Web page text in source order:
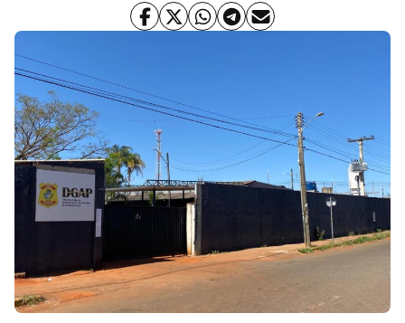
Unidade Prisional de Anápolis (Foto: Reprodução)